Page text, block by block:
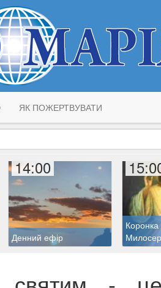
ЯК ПОЖЕРТВУВАТИ
14:00
Денний ефір